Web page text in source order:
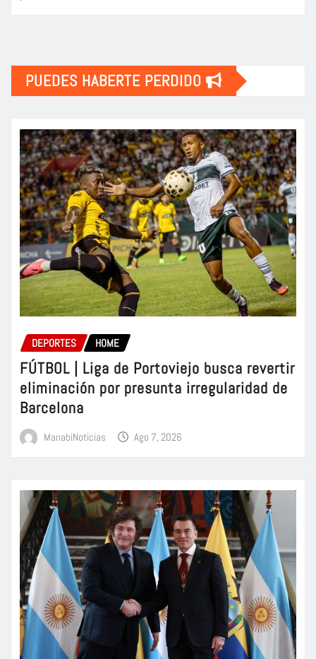
PUEDES HABERTE PERDIDO
DEPORTES HOME
FÚTBOL | Liga de Portoviejo busca revertir
eliminación por presunta irregularidad de
Barcelona
ManabiNoticias Ago 7, 2026